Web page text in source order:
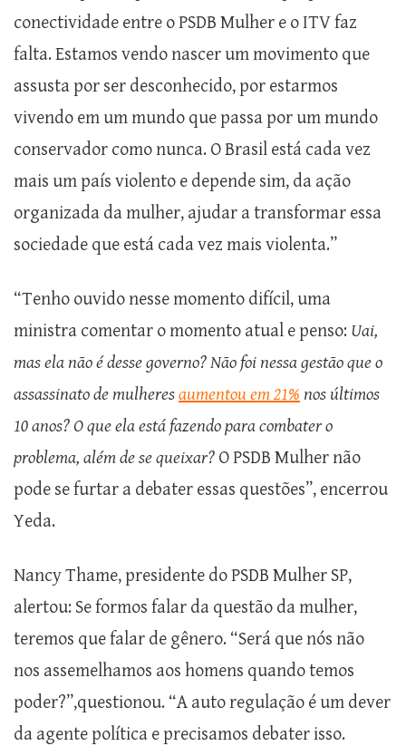
conectividade entre o PSDB Mulher e o ITV faz
falta. Estamos vendo nascer um movimento que
assusta por ser desconhecido, por estarmos
vivendo em um mundo que passa por um mundo
conservador como nunca. O Brasil está cada vez
mais um país violento e depende sim, da ação
organizada da mulher, ajudar a transformar essa
sociedade que está cada vez mais violenta.”
“Tenho ouvido nesse momento difícil, uma
ministra comentar o momento atual e penso: Uai,
mas ela não é desse governo? Não foi nessa gestão que o
assassinato de mulheresaumentou em 21% nos últimos
10 anos? O que ela está fazendo para combater o
problema, além de se queixar? O PSDB Mulher não
pode se furtar a debater essas questões”, encerrou
Yeda.
Nancy Thame, presidente do PSDB Mulher SP,
alertou: Se formos falar da questão da mulher,
teremos que falar de gênero. “Será que nós não
nos assemelhamos aos homens quando temos
poder?”,questionou. “A auto regulação é um dever
da agente política e precisamos debater isso.